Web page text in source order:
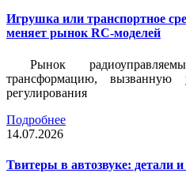
Игрушка или транспортное
меняет рынок RC-моделей
Рынок
трансформацию, вызванную
регулирования
Подробнее
14.07.2026
Твитеры в автозвуке: детали